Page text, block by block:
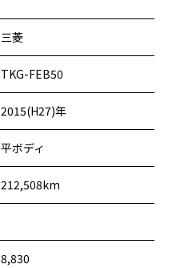
三菱
TKG-FEB50
2015(H27)年
平ボディ
212,508km
8,830